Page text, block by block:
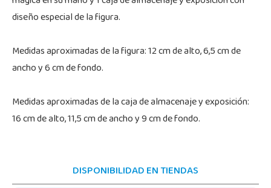
diseño especial de la figura.
Medidas aproximadas de la figura: 12 cm de alto, 6,5 cm de
ancho y 6 cm de fondo.
Medidas aproximadas de la caja de almacenaje y exposición:
16 cm de alto, 11,5 cm de ancho y 9 cm de fondo.
DISPONIBILIDAD EN TIENDAS